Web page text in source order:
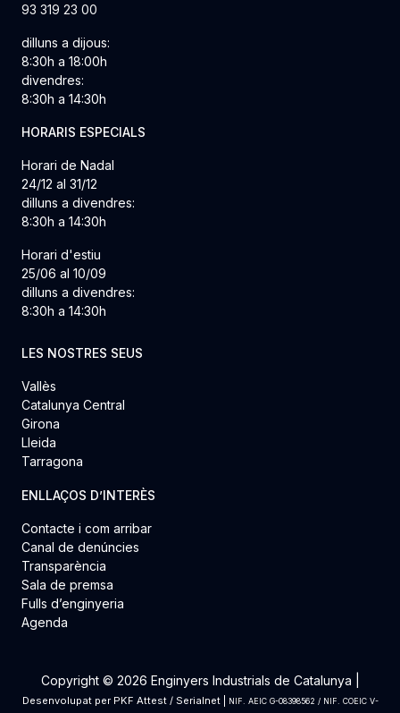
93 319 23 00
dilluns a dijous:
8:30h a 18:00h
divendres:
8:30h a 14:30h
HORARIS ESPECIALS
Horari de Nadal
24/12 al 31/12
dilluns a divendres:
8:30h a 14:30h
Horari d'estiu
25/06 al 10/09
dilluns a divendres:
8:30h a 14:30h
LES NOSTRES SEUS
Vallès
Catalunya Central
Girona
Lleida
Tarragona
ENLLAÇOS D’INTERÈS
Contacte i com arribar
Canal de denúncies
Transparència
Sala de premsa
Fulls d’enginyeria
Agenda
Copyright © 2026 Enginyers Industrials de Catalunya |
Desenvolupat per PKF Attest/ Serialnet| NIF. AEIC G-08398562 / NIF. COEIC V-